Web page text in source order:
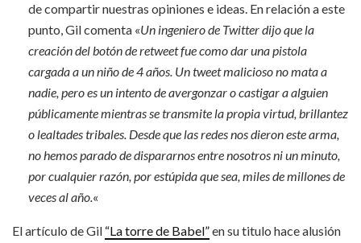
de compartir nuestras opiniones e ideas. En relación a este
punto, Gil comenta «Un ingeniero de Twitter dijo que la
creación del botón de retweet fue como dar una pistola
cargada a un niño de 4 años. Un tweet malicioso no mata a
nadie, pero es un intento de avergonzar o castigar a alguien
públicamente mientras se transmite la propia virtud, brillantez
o lealtades tribales. Desde que las redes nos dieron este arma,
no hemos parado de dispararnos entre nosotros ni un minuto,
por cualquier razón, por estúpida que sea, miles de millones de
veces al año.«
El artículo de Gil “La torre de Babel”en su titulo hace alusión